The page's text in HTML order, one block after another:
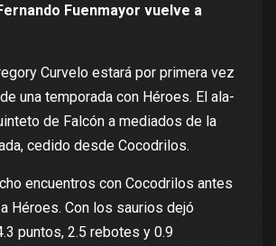
Fuenmayor vuelve a
Curvelo estará por primera vez
una temporada con Héroes. El ala-
de Falcón a mediados de la
cedido desde Cocodrilos.
encuentros con Cocodrilos antes
Héroes. Con los saurios dejó
puntos, 2.5 rebotes y 0.9